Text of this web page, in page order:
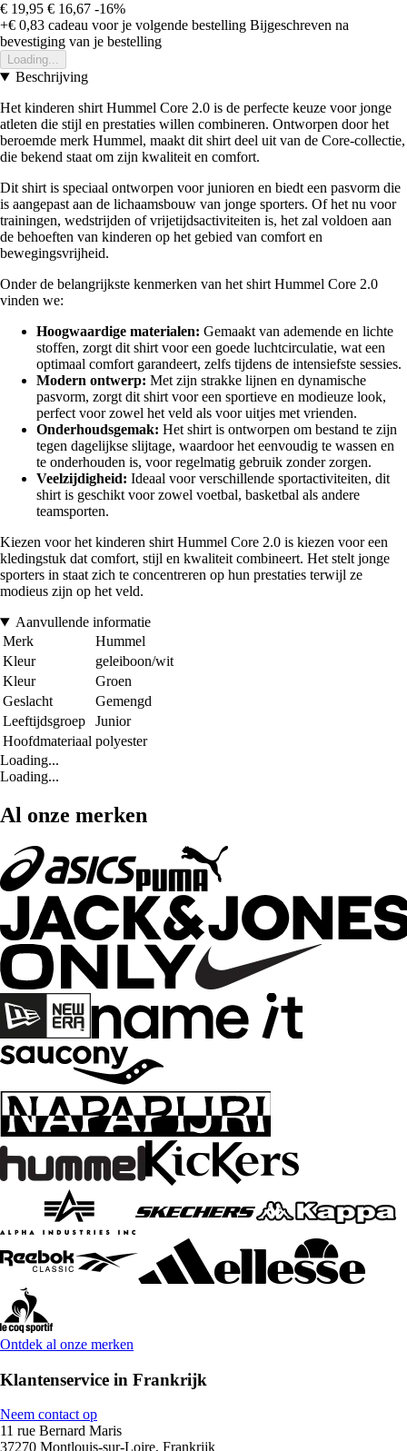
€ 19,95 € 16,67 -16%
+€ 0,83 cadeau voor je volgende bestelling Bijgeschreven na
bevestiging van je bestelling
Loading...
Beschrijving
Het kinderen shirt Hummel Core 2.0 is de perfecte keuze voor jonge
atleten die stijl en prestaties willen combineren. Ontworpen door het
beroemde merk Hummel, maakt dit shirt deel uit van de Core-collectie,
die bekend staat om zijn kwaliteit en comfort.
Dit shirt is speciaal ontworpen voor junioren en biedt een pasvorm die
is aangepast aan de lichaamsbouw van jonge sporters. Of het nu voor
trainingen, wedstrijden of vrijetijdsactiviteiten is, het zal voldoen aan
de behoeften van kinderen op het gebied van comfort en
bewegingsvrijheid.
Onder de belangrijkste kenmerken van het shirt Hummel Core 2.0
vinden we:
Hoogwaardige materialen: Gemaakt van ademende en lichte
stoffen, zorgt dit shirt voor een goede luchtcirculatie, wat een
optimaal comfort garandeert, zelfs tijdens de intensiefste sessies.
Modern ontwerp: Met zijn strakke lijnen en dynamische
pasvorm, zorgt dit shirt voor een sportieve en modieuze look,
perfect voor zowel het veld als voor uitjes met vrienden.
Onderhoudsgemak: Het shirt is ontworpen om bestand te zijn
tegen dagelijkse slijtage, waardoor het eenvoudig te wassen en
te onderhouden is, voor regelmatig gebruik zonder zorgen.
Veelzijdigheid: Ideaal voor verschillende sportactiviteiten, dit
shirt is geschikt voor zowel voetbal, basketbal als andere
teamsporten.
Kiezen voor het kinderen shirt Hummel Core 2.0 is kiezen voor een
kledingstuk dat comfort, stijl en kwaliteit combineert. Het stelt jonge
sporters in staat zich te concentreren op hun prestaties terwijl ze
modieus zijn op het veld.
Aanvullende informatie
Merk
Hummel
Kleur
geleiboon/wit
Kleur
Groen
Geslacht
Gemengd
Leeftijdsgroep
Junior
Hoofdmateriaal polyester
Loading...
Loading...
Al onze merken
Ontdek al onze merken
Klantenservice in Frankrijk
Neem contact op
11 rue Bernard Maris
37270 Montlouis-sur-Loire, Frankrijk